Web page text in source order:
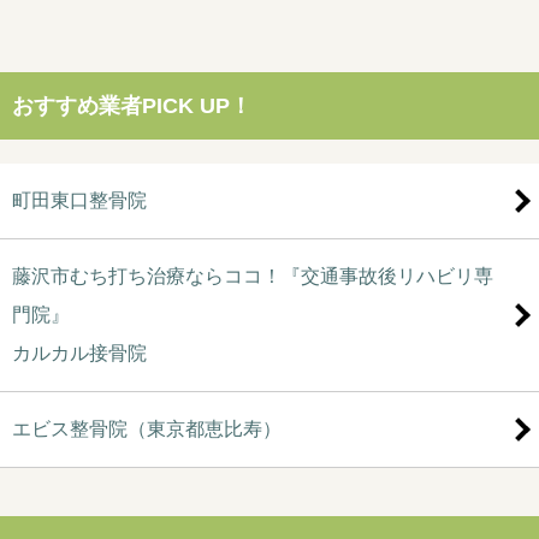
おすすめ業者PICK UP！
町田東口整骨院
藤沢市むち打ち治療ならココ！『交通事故後リハビリ専
門院』
カルカル接骨院
エビス整骨院（東京都恵比寿）